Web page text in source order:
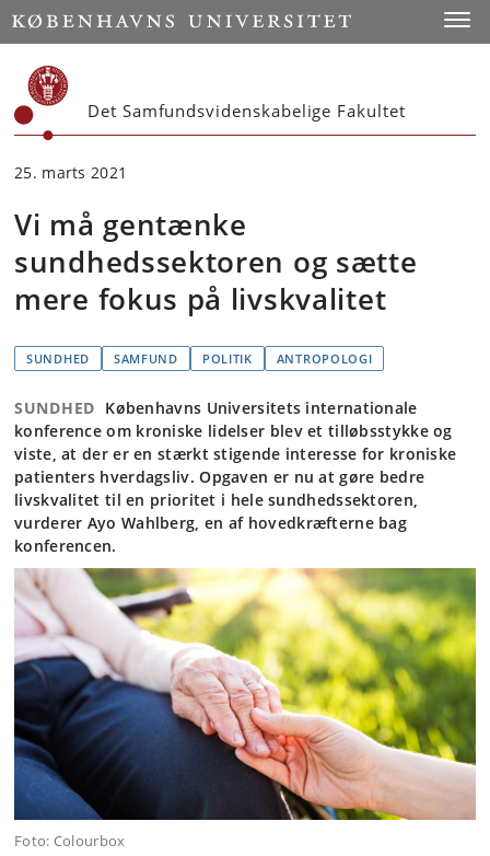
Start
Det Samfundsvidenskabelige Fakultet
25. marts 2021
Vi må gentænke
sundhedssektoren og sætte
mere fokus på livskvalitet
SUNDHED SAMFUND POLITIK ANTROPOLOGI
SUNDHED Københavns Universitets internationale
konference om kroniske lidelser blev et tilløbsstykke og
viste, at der er en stærkt stigende interesse for kroniske
patienters hverdagsliv. Opgaven er nu at gøre bedre
livskvalitet til en prioritet i hele sundhedssektoren,
vurderer Ayo Wahlberg, en af hovedkræfterne bag
konferencen.
Foto: Colourbox